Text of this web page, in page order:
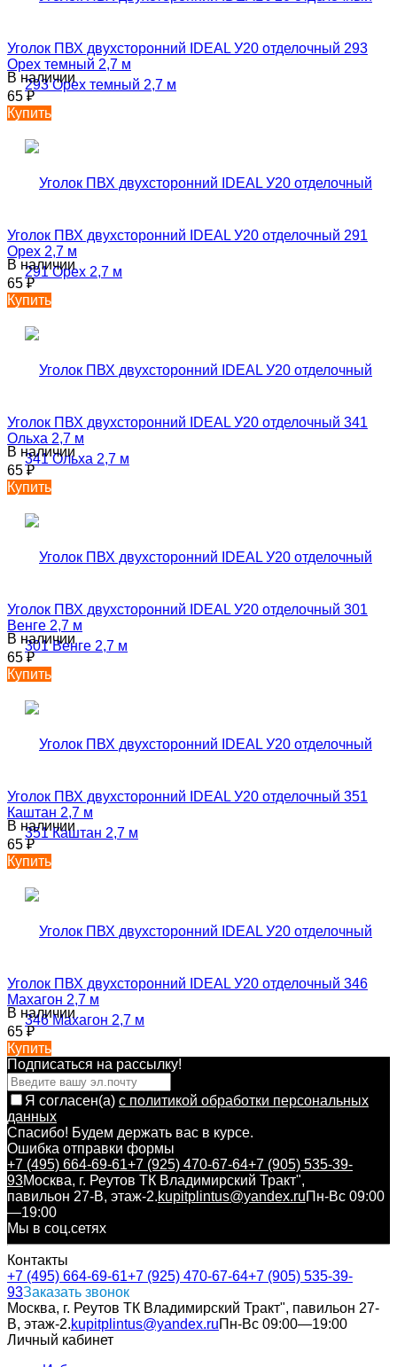
Уголок ПВХ двухсторонний IDEAL У20 отделочный 293
Орех темный 2,7 м
В наличии
65₽
Купить
Уголок ПВХ двухсторонний IDEAL У20 отделочный 291
Орех 2,7 м
В наличии
65₽
Купить
Уголок ПВХ двухсторонний IDEAL У20 отделочный 341
Ольха 2,7 м
В наличии
65₽
Купить
Уголок ПВХ двухсторонний IDEAL У20 отделочный 301
Венге 2,7 м
В наличии
65₽
Купить
Уголок ПВХ двухсторонний IDEAL У20 отделочный 351
Каштан 2,7 м
В наличии
65₽
Купить
Уголок ПВХ двухсторонний IDEAL У20 отделочный 346
Махагон 2,7 м
В наличии
65₽
Купить
Подписаться на рассылкy!
Я согласен(a) с политикой обработки персональных
данных
Спасибо! Будем держать вас в курсе.
Ошибка отправки формы
+7 (495) 664-69-61+7 (925) 470-67-64+7 (905) 535-39-
93Москва, г. Реутов ТК Владимирский Тракт",
павильон 27-В, этаж-2.kupitplintus@yandex.ruПн-Вс 09:00
—19:00
Мы в соц.сетях
Контакты
+7 (495) 664-69-61+7 (925) 470-67-64+7 (905) 535-39-
93Заказать звонок
Москва, г. Реутов ТК Владимирский Тракт", павильон 27-
В, этаж-2.kupitplintus@yandex.ruПн-Вс 09:00—19:00
Личный кабинет